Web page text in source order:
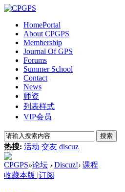
HomePortal
About CPGPS
Membership
Journal Of GPS
Forums
Summer School
Contact
News
师资
列表样式
VIP会员
搜索
热搜: 活动 交友 discuz
CPGPS»论坛 › Discuz!› 课程
收藏本版 |订阅